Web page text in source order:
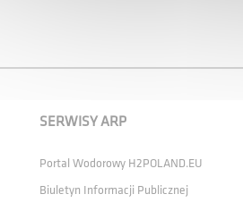
SERWISY ARP
Portal Wodorowy H2POLAND.EU
Biuletyn Informacji Publicznej